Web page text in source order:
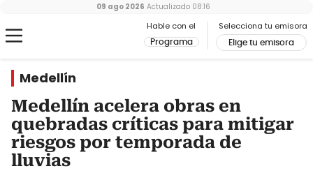
Hable con el
Programa
Selecciona tu emisora
Elige tu emisora
09 ago 2026 Actualizado 08:16
Medellín
Medellín acelera obras en
quebradas críticas para mitigar
riesgos por temporada de
lluvias